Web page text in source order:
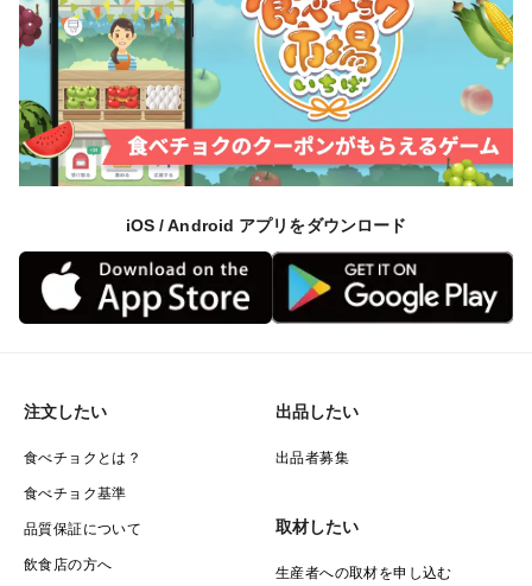
iOS / Android アプリをダウンロード
注文したい
食べチョクとは？
食べチョク基準
品質保証について
飲食店の方へ
出品したい
出品者募集
取材したい
生産者への取材を申し込む